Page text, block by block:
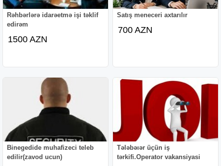
Rəhbərlərə idarəetmə işi təklif
edirəm
1500 AZN
Satış meneceri axtarılır
700 AZN
Binegedide muhafizeci teleb
edilir(zavod ucun)
Tələbəıər üçün iş
tərkifi.Operator vakansiyasi